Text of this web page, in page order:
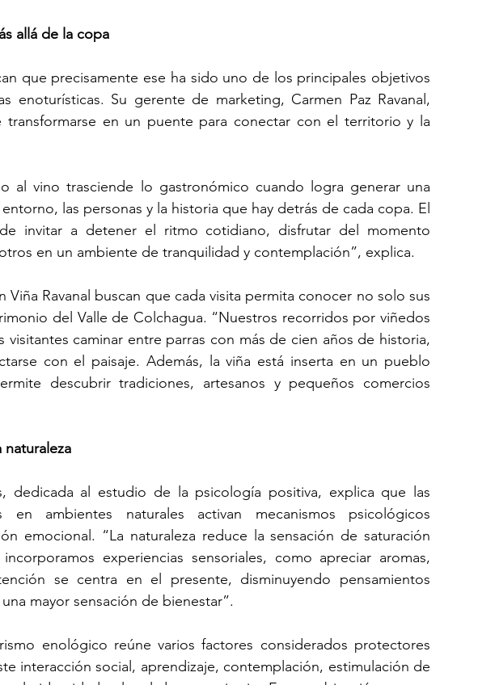
allá de la copa
que precisamente ese ha sido uno de los principales objetivos
enoturísticas. Su gerente de marketing, Carmen Paz Ravanal,
transformarse en un puente para conectar con el territorio y la
al vino trasciende lo gastronómico cuando logra generar una
las personas y la historia que hay detrás de cada copa. El
invitar a detener el ritmo cotidiano, disfrutar del momento
en un ambiente de tranquilidad y contemplación”, explica.
Viña Ravanal buscan que cada visita permita conocer no solo sus
del Valle de Colchagua. “Nuestros recorridos por viñedos
visitantes caminar entre parras con más de cien años de historia,
con el paisaje. Además, la viña está inserta en un pueblo
descubrir tradiciones, artesanos y pequeños comercios
dedicada al estudio de la psicología positiva, explica que las
en ambientes naturales activan mecanismos psicológicos
emocional. “La naturaleza reduce la sensación de saturación
experiencias sensoriales, como apreciar aromas,
se centra en el presente, disminuyendo pensamientos
mayor sensación de bienestar”.
enológico reúne varios factores considerados protectores
interacción social, aprendizaje, contemplación, estimulación de